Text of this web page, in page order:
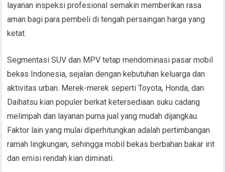
layanan inspeksi profesional semakin memberikan rasa
aman bagi para pembeli di tengah persaingan harga yang
ketat.
Segmentasi SUV dan MPV tetap mendominasi pasar mobil
bekas Indonesia, sejalan dengan kebutuhan keluarga dan
aktivitas urban. Merek-merek seperti Toyota, Honda, dan
Daihatsu kian populer berkat ketersediaan suku cadang
melimpah dan layanan purna jual yang mudah dijangkau.
Faktor lain yang mulai diperhitungkan adalah pertimbangan
ramah lingkungan, sehingga mobil bekas berbahan bakar irit
dan emisi rendah kian diminati.